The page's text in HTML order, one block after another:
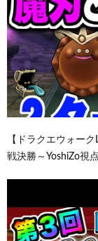
【ドラクエウォー
戦決勝～YoshiZo視